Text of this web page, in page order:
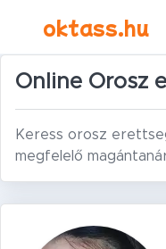
oktass.hu
Online Orosz
Keress orosz
megfelelő